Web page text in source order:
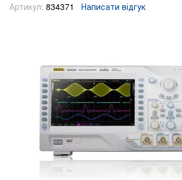
Артикул: 834371 Написати відгук